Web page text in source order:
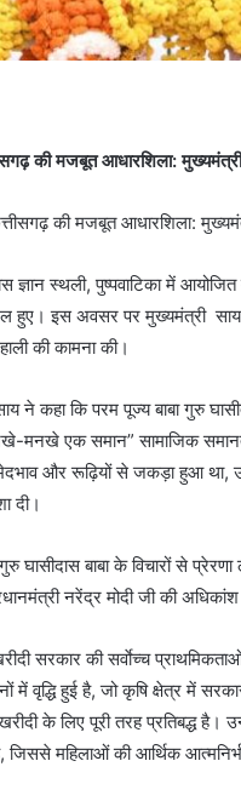
की मजबूत आधारशिला: मुख्यमंत्री
ज्ञान स्थली, पुष्पवाटिका में
इस अवसर पर मुख्यमंत्री साय
की कामना की।
ने कहा कि परम पूज्य बाबा गुरु
एक समान” सामाजिक
और रूढ़ियों से जकड़ा हुआ था,
दी।
घासीदास बाबा के विचारों से
नरेंद्र मोदी जी की अधिकांश
सरकार की सर्वाेच्च
वृद्धि हुई है, जो कृषि क्षेत्र में
के लिए पूरी तरह प्रतिबद्ध है।
महिलाओं की आर्थिक